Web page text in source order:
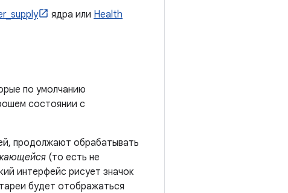
ядра или Health
по умолчанию
состоянии с
продолжают обрабатывать
(то есть не
интерфейс рисует значок
будет отображаться